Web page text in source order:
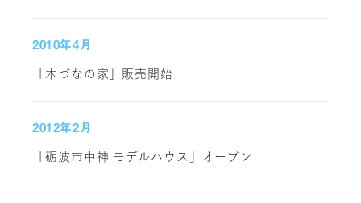
2010年4月
「木づなの家」販売開始
2012年2月
「砺波市中神 モデルハウス」オープン